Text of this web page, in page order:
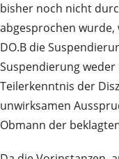
bisher noch nicht
abgesprochen wurde,
DO.B die
Suspendierung
Teilerkenntnis der
unwirksamen
Obmann der